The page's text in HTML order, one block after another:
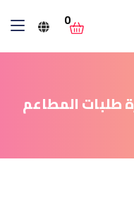
0
طلبات المطاعم